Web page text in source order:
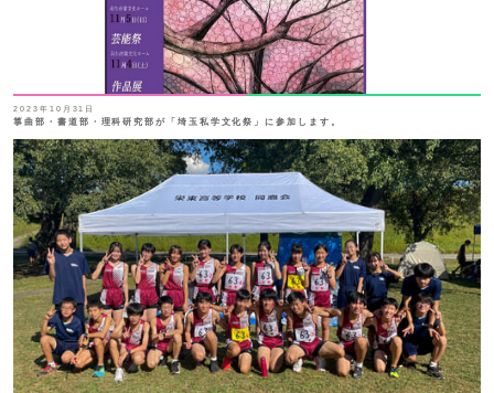
2023年10月31日
箏曲部・書道部・理科研究部が「埼玉私学文化祭」に参加します。